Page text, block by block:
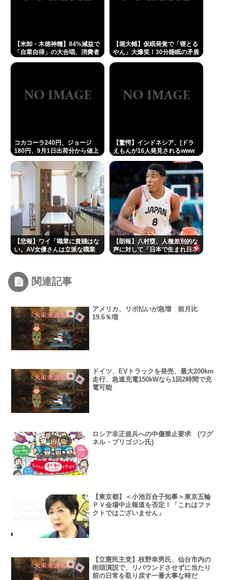
【米卸・木徳神糧】84%減益で
「自業自得」の大合唱、消費者
【堀大輔】仮眠発覚で「寝とる
やん」大爆笑！30分睡眠の矛盾
コカコーラ240円、ジョージ
180円、9月1日出荷分から値上
不明すぎる
【驚愕】インドネシア、[ドラ
えもんが16人発見されるwww
【悲報】ワイ「職業に貴賤はな
い。AV女優さんは立派な職業
【朗報】八村塁、人種差別的な
声に対して「日本で生まれ日本
関連記事
アメリカ、リボ払いが急増 前月比
19.6％増
ドイツ、EVトラックを発売、最大200km
走行、急速充電150kWなら1回2時間で充
電可能
ロシア非正規兵への中傷禁止要求 (ワグ
ネル・プリゴジン氏)
【東京都】＜小池百合子知事＞東京五輪
ＰＶ会場中止報道を否定！「これはファ
クトではございません」
【立憲民主党】枝野幸男氏、仙台市内の
街頭演説で、リバウンドさせずに当たり
前の日常を取り戻す一番大事な時だ